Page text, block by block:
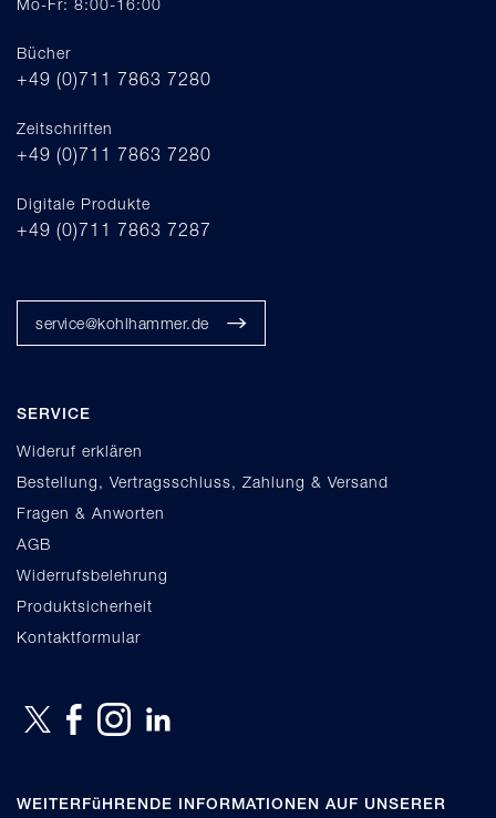
Mo-Fr: 8:00-16:00
Bücher
+49 (0)711 7863 7280
Zeitschriften
+49 (0)711 7863 7280
Digitale Produkte
+49 (0)711 7863 7287
service@kohlhammer.de
SERVICE
Wideruf erklären
Bestellung, Vertragsschluss, Zahlung & Versand
Fragen & Anworten
AGB
Widerrufsbelehrung
Produktsicherheit
Kontaktformular
WEITERFüHRENDE INFORMATIONEN AUF UNSERER